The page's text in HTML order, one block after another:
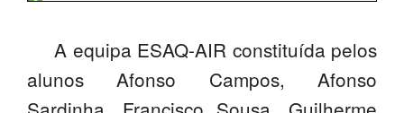
Matrículas
FOR maESAQ
A equipa ESAQ-AIR constituída pelos
alunos Afonso Campos, Afonso